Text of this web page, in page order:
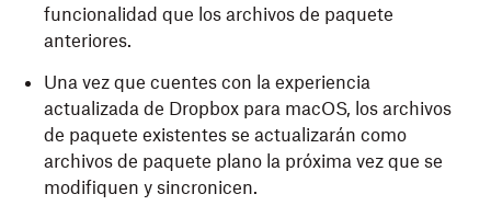
funcionalidad que los archivos de paquete
anteriores.
Una vez que cuentes con la experiencia
actualizada de Dropbox para macOS, los archivos
de paquete existentes se actualizarán como
archivos de paquete plano la próxima vez que se
modifiquen y sincronicen.